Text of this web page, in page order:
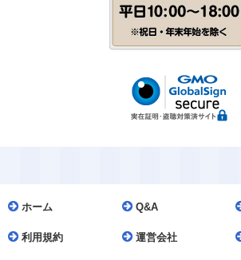
ホーム Q&A
利用規約 運営会社